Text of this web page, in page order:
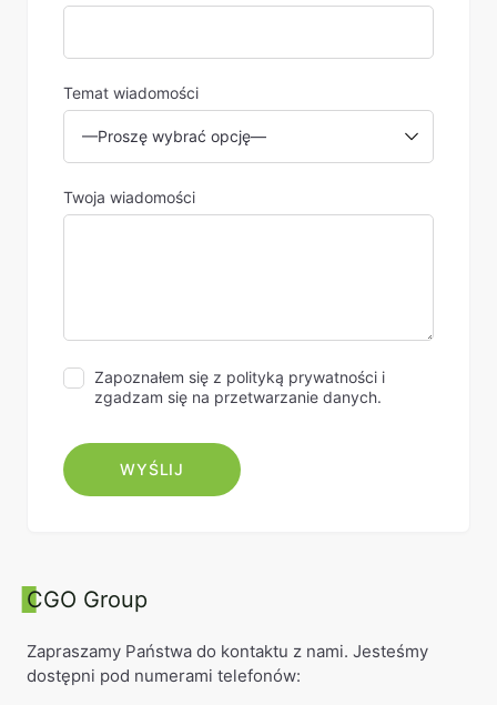
Temat wiadomości
Twoja wiadomości
Zapoznałem się z polityką prywatności i
zgadzam się na przetwarzanie danych.
CGO Group
Zapraszamy Państwa do kontaktu z nami. Jesteśmy
dostępni pod numerami telefonów: